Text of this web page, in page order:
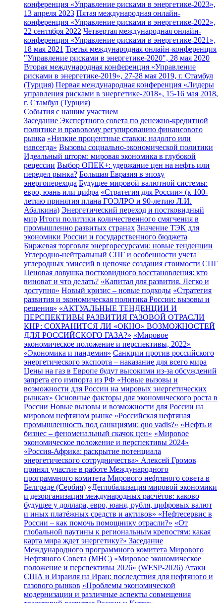
конференция «Управление рисками в энергетике-2023»,
13 апреля 2023 Пятая международная онлайн-
конференция «Управление рисками в энергетике-2022»,
22 сентября 2022 Четвертая международная онлайн-
конференция «Управление рисками в энергетике-2021»,
18 мая 2021 Третья международная онлайн-конференция
"Управление рисками в энергетике-2020", 28 мая 2020
Вторая международная конференция «Управление
рисками в энергетике-2019», 27-28 мая 2019, г. Стамбул
(Турция) Первая международная конференция «Лидеры
управления рисками в энергетике-2018», 15-16 мая 2018,
г. Стамбул (Турция)
События с нашим участием
Заседание Экспертного совета по денежно-кредитной
политике и правовому регулированию финансового
рынка «Низкие процентные ставки: надолго или
навсегда» Вызовы социально-экономической политики
Идеальный шторм: мировая экономика в глубокой
рецессии Выбор ОПЕК+: удержание цен на нефть или
передел рынка? Большая Евразия в эпоху
энергоперехода Будущее мировой валютной системы:
евро, юань или цифра «Стратегия для России» (к 100-
летию принятия плана ГОЭЛРО и 90-летию Л.И.
Абалкина) Энергетический переход и постковидный
мир Итоги политики количественного смягчения в
промышленно развитых странах Значение ТЭК для
экономики России и государственного бюджета
Биржевая торговля энергоресурсами: новые тенденции
Углеродно-нейтральный СПГ и особенности учета
углеродных эмиссий в цепочке создания стоимости СПГ
Ценовая ловушка постковидного восстановления: кто
виноват и что делать? «Капитал для развития. Легко и
доступно» Новый кризис – новые подходы «Стратегия
развития и экономическая политика России: вызовы и
решения» «АКТУАЛЬНЫЕ ТЕНДЕНЦИИ И
ПЕРСПЕКТИВЫ РАЗВИТИЯ ГАЗОВОЙ ОТРАСЛИ
КНР: СОХРАНИТСЯ ЛИ «ОКНО» ВОЗМОЖНОСТЕЙ
ДЛЯ РОССИЙСКОГО ГАЗА?» «Мировое
экономическое положение и перспективы, 2022»
«Экономика и пандемия» Санкции против российского
энергетического экспорта – наказание для всего мира
Цены на газ в Европе будут высокими из-за обсуждений
запрета его импорта из РФ «Новые вызовы и
возможности для России на мировых энергетических
рынках» Основные факторы для экономического роста в
России Новые вызовы и возможности для России на
мировом нефтяном рынке «Российская нефтяная
промышленность под санкциями: quo vadis?» «Нефть и
бизнес – феноменальный скачок цен» «Мировое
экономическое положение и перспективы 2024»
«Россия-Африка: раскрытие потенциала
энергетического сотрудничества» Алексей Громов
принял участие в работе Международного
программного комитета Мирового нефтяного совета в
Белграде (Сербия) «Деглобализация мировой экономики
и дезорганизация международных расчётов: каково
будущее у доллара, евро, юаня, рубля, цифровых валют
и иных платёжных средств и активов» «Нефтесервис в
России – как помочь помощнику отрасли?» «От
глобальной паутины к региональным крепостям: какая
карта мира ждет энергетику?» Заседание
Международного программного комитета Мирового
Нефтяного Совета (МНС) «Мировое экономическое
положение и перспективы 2026» (WESP-2026) Атаки
США и Израиля на Иран: последствия для нефтяного и
газового рынков «Проблемы экономической
модернизации и различные аспекты совмещения